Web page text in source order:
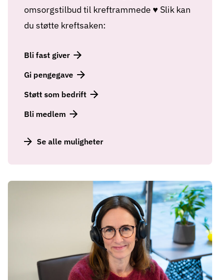
omsorgstilbud til kreftrammede ♥ Slik kan
du støtte kreftsaken:
Bli fast giver
Gi pengegave
Støtt som bedrift
Bli medlem
Se alle muligheter